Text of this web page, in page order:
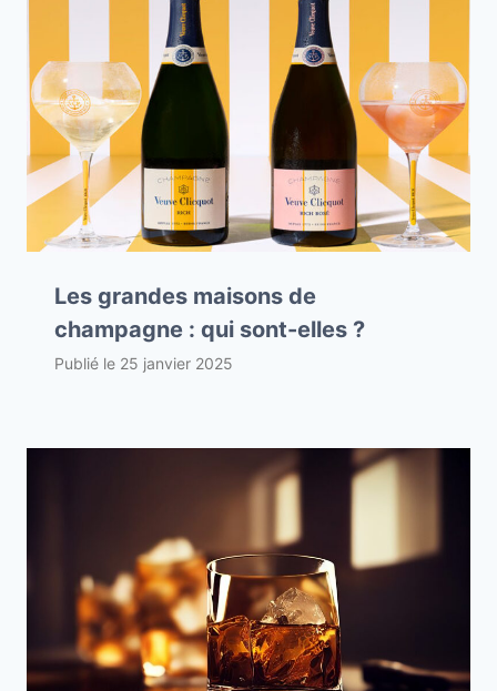
Les grandes maisons de
champagne : qui sont-elles ?
Publié le 25 janvier 2025